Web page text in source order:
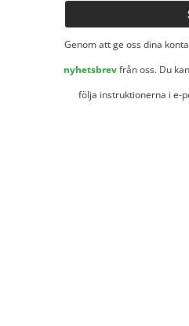
Genom att ge oss dina
nyhetsbrevfrån oss. Du
följa instruktionerna i e-